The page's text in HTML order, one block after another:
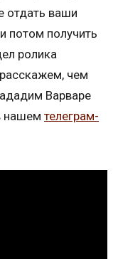
отдать ваши
потом получить
ролика
чем
Варваре
нашем телеграм-